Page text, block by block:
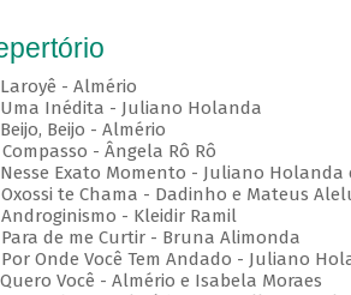
- Almério
Uma Inédita - Juliano Holanda
Beijo - Almério
- Ângela Rô Rô
Nesse Exato Momento - Juliano Holanda
Oxossi te Chama - Dadinho e Mateus
Androginismo - Kleidir Ramil
Para de me Curtir - Bruna Alimonda
Por Onde Você Tem Andado - Juliano
Quero Você - Almério e Isabela Moraes